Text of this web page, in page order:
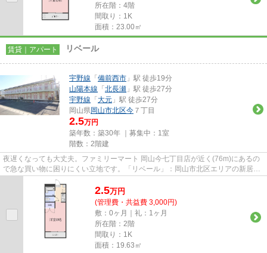
所在階：4階
間取り：1K
面積：23.00㎡
賃貸｜アパート リベール
宇野線 「 備前西市 」駅 徒歩19分
山陽本線 「 北長瀬 」駅 徒歩27分
宇野線 「 大元 」駅 徒歩27分
岡山県岡山市北区今 ７丁目
2.5万円
築年数：築30年 ｜募集中： 1室
階数：2階建
夜遅くなっても大丈夫。ファミリーマート 岡山今七丁目店が近く(76m)にあるの
で急な買い物に困りにくい立地です。「リベール」：岡山市北区エリアの新居に
ピッタリ。耐熱性に優れた木...
2.5万円
(管理費・共益費 3,000円)
敷：0ヶ月｜礼：1ヶ月
所在階：2階
間取り：1K
面積：19.63㎡